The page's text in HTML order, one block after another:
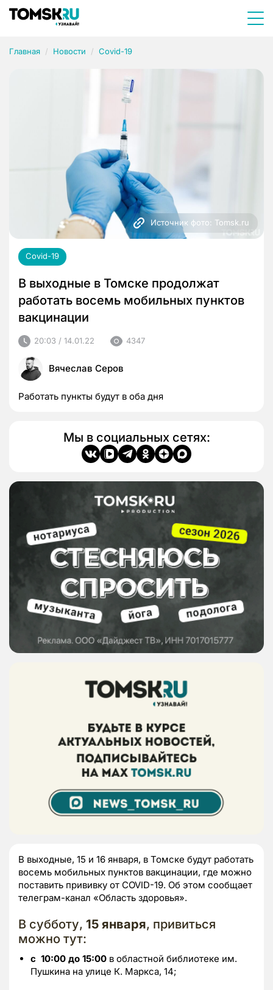
Главная Новости Covid-19
Источник фото: Tomsk.ru
Covid-19
В выходные в Томске продолжат
работать восемь мобильных пунктов
вакцинации
20:03 / 14.01.22 4347
Вячеслав Серов
Работать пункты будут в оба дня
Мы в социальных сетях:
В выходные, 15 и 16 января, в Томске будут работать
восемь мобильных пунктов вакцинации, где можно
поставить прививку от COVID-19. Об этом сообщает
телеграм-канал «Область здоровья».
В субботу, 15 января, привиться
можно тут:
с 10:00 до 15:00 в областной библиотеке им.
Пушкина на улице К. Маркса, 14;